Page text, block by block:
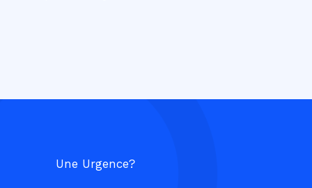
Une Urgence?